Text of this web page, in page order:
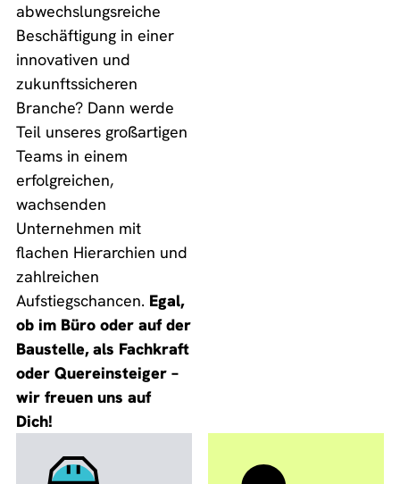
abwechslungsreiche
Beschäftigung in einer
innovativen und
zukunftssicheren
Branche? Dann werde
Teil unseres großartigen
Teams in einem
erfolgreichen,
wachsenden
Unternehmen mit
flachen Hierarchien und
zahlreichen
Aufstiegschancen. Egal,
ob im Büro oder auf der
Baustelle, als Fachkraft
oder Quereinsteiger –
wir freuen uns auf
Dich!